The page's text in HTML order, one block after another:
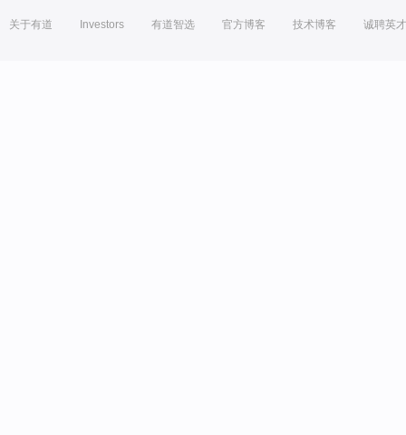
关于有道 Investors 有道智选 官方博客 技术博客 诚聘英才